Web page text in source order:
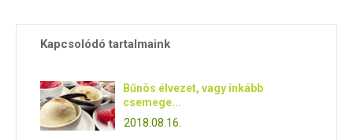
Kapcsolódó tartalmaink
Bűnös élvezet, vagy inkább
csemege...
2018.08.16.